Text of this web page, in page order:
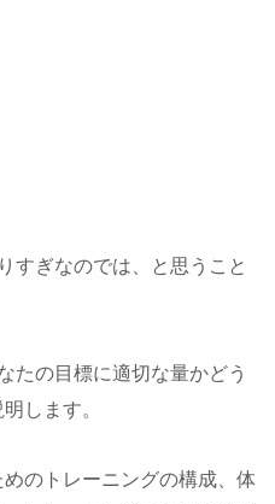
すぎなのでは、と思うこと
たの目標に適切な量かどう
します。
のトレーニングの構成、体